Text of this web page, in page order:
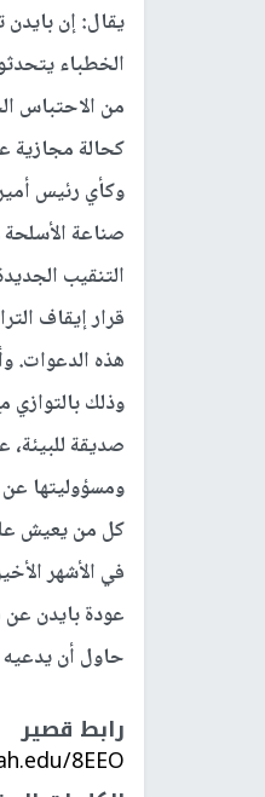
يقال: إن بايدن
الخطباء
من الاحتباس
كحالة مجازية
وكأي رئيس
صناعة
قرار إيقاف
هذه الدعوات.
وذلك بالتوازي
صديقة
ومسؤوليتها عن
كل من يعيش
في الأشهر
عودة بايدن عن
حاول أن يدعيه
رابط قصير
8EEO/